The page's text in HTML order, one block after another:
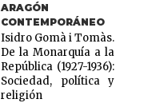
ARAGÓN
CONTEMPORÁNEO
Isidro Gomà i Tomàs.
De la Monarquía a la
República (1927-1936):
Sociedad, política y
religión